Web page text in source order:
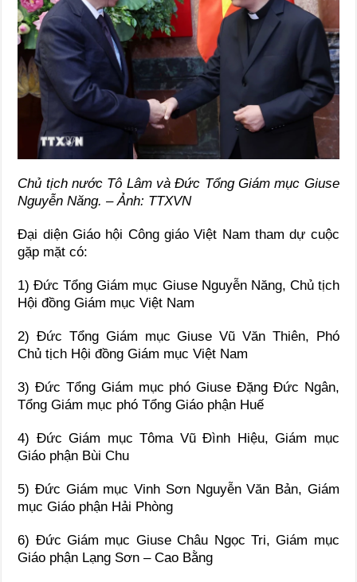
Chủ tịch nước Tô Lâm và Đức Tổng Giám mục Giuse
Nguyễn Năng. – Ảnh: TTXVN
Đại diện Giáo hội Công giáo Việt Nam tham dự cuộc
gặp mặt có:
1) Đức Tổng Giám mục Giuse Nguyễn Năng, Chủ tịch
Hội đồng Giám mục Việt Nam
2) Đức Tổng Giám mục Giuse Vũ Văn Thiên, Phó
Chủ tịch Hội đồng Giám mục Việt Nam
3) Đức Tổng Giám mục phó Giuse Đặng Đức Ngân,
Tổng Giám mục phó Tổng Giáo phận Huế
4) Đức Giám mục Tôma Vũ Đình Hiệu, Giám mục
Giáo phận Bùi Chu
5) Đức Giám mục Vinh Sơn Nguyễn Văn Bản, Giám
mục Giáo phận Hải Phòng
6) Đức Giám mục Giuse Châu Ngọc Tri, Giám mục
Giáo phận Lạng Sơn – Cao Bằng